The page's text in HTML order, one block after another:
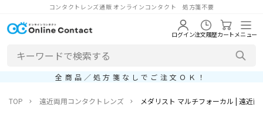
コンタクトレンズ通販 オンラインコンタクト 処方箋不要
ログイン注文履歴カートメニュー
全商品／処方箋なしでご注文ＯＫ！
TOP 遠近両用コンタクトレンズ メダリスト マルチフォーカル | 遠近